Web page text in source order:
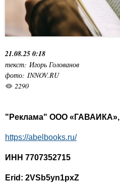
21.08.25 0:18
текст: Игорь Голованов
фото: INNOV.RU
2290
"Реклама" ООО «ГАВАИКА»,
https://abelbooks.ru/
ИНН 7707352715
Erid: 2VSb5yn1pxZ